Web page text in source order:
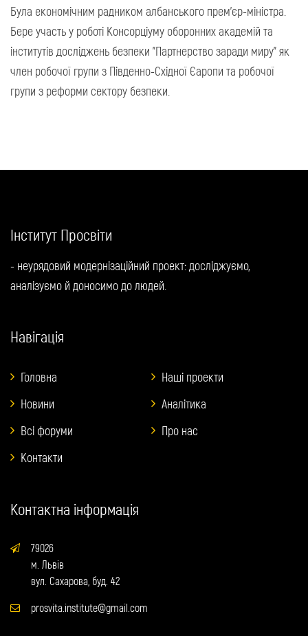
Була економічним радником албанського прем'єр-міністра.
Бере участь у роботі Консорціуму оборонних академій та
інститутів досліджень безпеки "Партнерство заради миру" як
член робочої групи з Південно-Східної Єаропи та робочої
групи з реформи сектору безпеки.
Інститут Просвіти
- неурядовий модернізаційний проект: досліджуємо,
аналізуємо й доносимо до людей.
Навігація
Головна
Наші проекти
Новини
Аналітика
Всі форуми
Про нас
Контакти
Контактна інформація
79026
м. Львів
вул. Сахарова, буд. 42
prosvita.institute@gmail.com